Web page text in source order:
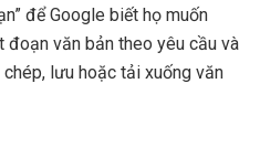
để Google biết họ muốn
đoạn văn bản theo yêu cầu và
lưu hoặc tải xuống văn